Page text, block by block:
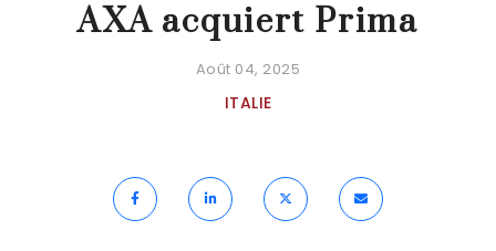
AXA acquiert Prima
Août 04, 2025
ITALIE